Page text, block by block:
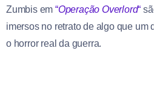
Zumbis em “Operação Overlord“
imersos no retrato de algo que um
o horror real da guerra.